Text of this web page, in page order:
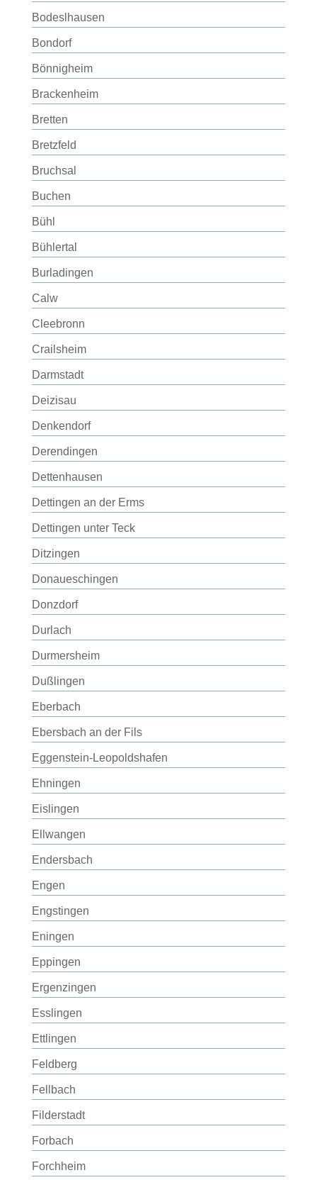
Bodeslhausen
Bondorf
Bönnigheim
Brackenheim
Bretten
Bretzfeld
Bruchsal
Buchen
Bühl
Bühlertal
Burladingen
Calw
Cleebronn
Crailsheim
Darmstadt
Deizisau
Denkendorf
Derendingen
Dettenhausen
Dettingen an der Erms
Dettingen unter Teck
Ditzingen
Donaueschingen
Donzdorf
Durlach
Durmersheim
Dußlingen
Eberbach
Ebersbach an der Fils
Eggenstein-Leopoldshafen
Ehningen
Eislingen
Ellwangen
Endersbach
Engen
Engstingen
Eningen
Eppingen
Ergenzingen
Esslingen
Ettlingen
Feldberg
Fellbach
Filderstadt
Forbach
Forchheim